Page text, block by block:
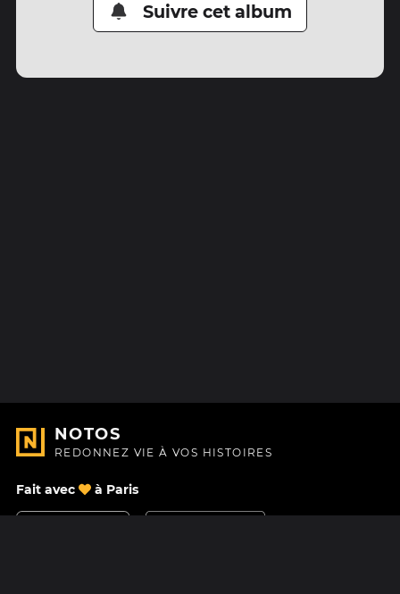
Suivre cet album
NOTOS
REDONNEZ VIE À VOS HISTOIRES
Fait avec à Paris